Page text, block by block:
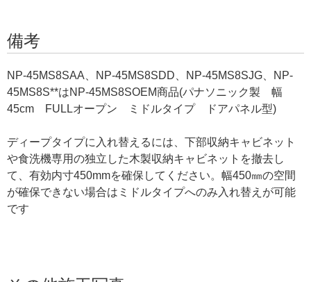
備考
NP-45MS8SAA、NP-45MS8SDD、NP-45MS8SJG、NP-
45MS8S**はNP-45MS8SOEM商品(パナソニック製 幅
45cm FULLオープン ミドルタイプ ドアパネル型)
ディープタイプに入れ替えるには、下部収納キャビネット
や食洗機専用の独立した木製収納キャビネットを撤去し
て、有効内寸450mmを確保してください。幅450㎜の空間
が確保できない場合はミドルタイプへのみ入れ替えが可能
です